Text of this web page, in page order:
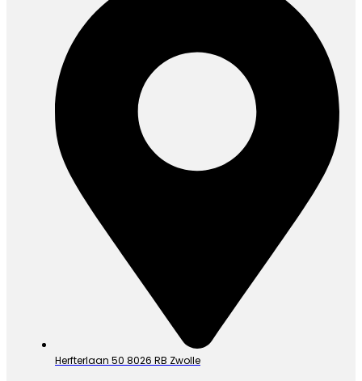
Herfterlaan 50 8026 RB Zwolle